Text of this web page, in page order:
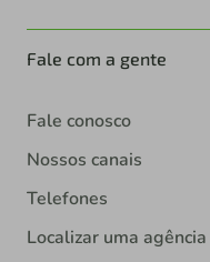
Fale com a gente
Fale conosco
Nossos canais
Telefones
Localizar uma agência